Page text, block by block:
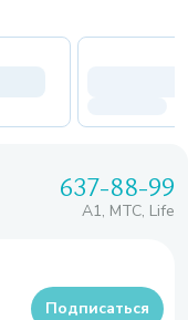
637-88-99
A1, МТС, Life
Подписаться